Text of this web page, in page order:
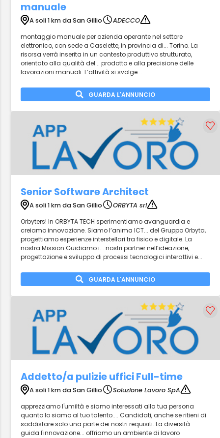
manuale
A soli 1 km da San Gillio
ADECCO
montaggio manuale per azienda operante nel settore
elettronico, con sede a Caselette, in provincia di... Torino. La
risorsa verrà inserita in un contesto produttivo strutturato,
orientato alla qualità del... prodotto e alla precisione delle
lavorazioni manuali. L’attività si svolge...
GUARDA L'ANNUNCIO
Senior Software Architect
A soli 1 km da San Gillio
ORBYTA srl
Orbyters! In ORBYTA TECH sperimentiamo avanguardia e
creiamo innovazione. Siamo l’anima ICT... del Gruppo Orbyta,
progettiamo esperienze interstellari tra fisico e digitale. La
nostra Mission Guidiamo i... nostri partner nell’ideazione,
progettazione e sviluppo di processi tecnologici interattivi e...
GUARDA L'ANNUNCIO
Addetto/a pulizie uffici Full-time
A soli 1 km da San Gillio
Soluzione Lavoro SpA
apprezziamo l'umiltà e siamo interessati alla tua persona
quanto lo siamo al tuo talento.... Candidati, anche se ritieni di
soddisfare solo una parte dei nostri requisiti. La diversità
guida l'innovazione... offriamo un ambiente di lavoro